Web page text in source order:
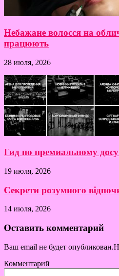
Небажане волосся на
працюють
28 июля, 2026
Гид по премиальному
19 июля, 2026
Секрети розумного
14 июля, 2026
Оставить комментарий
Ваш email не будет
Комментарий